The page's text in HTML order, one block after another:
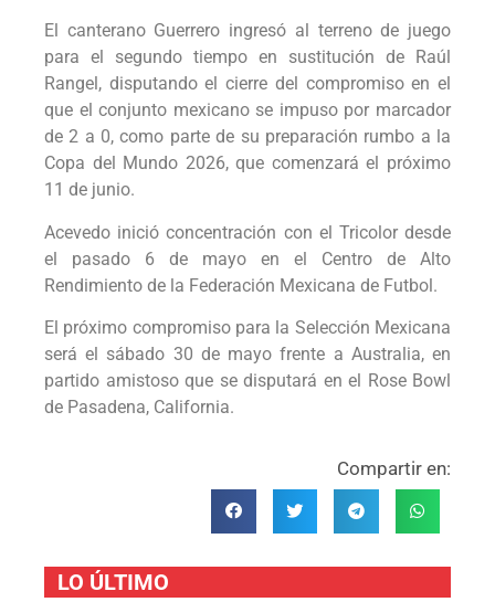
El canterano Guerrero ingresó al terreno de juego
para el segundo tiempo en sustitución de Raúl
Rangel, disputando el cierre del compromiso en el
que el conjunto mexicano se impuso por marcador
de 2 a 0, como parte de su preparación rumbo a la
Copa del Mundo 2026, que comenzará el próximo
11 de junio.
Acevedo inició concentración con el Tricolor desde
el pasado 6 de mayo en el Centro de Alto
Rendimiento de la Federación Mexicana de Futbol.
El próximo compromiso para la Selección Mexicana
será el sábado 30 de mayo frente a Australia, en
partido amistoso que se disputará en el Rose Bowl
de Pasadena, California.
Compartir en:
LO ÚLTIMO